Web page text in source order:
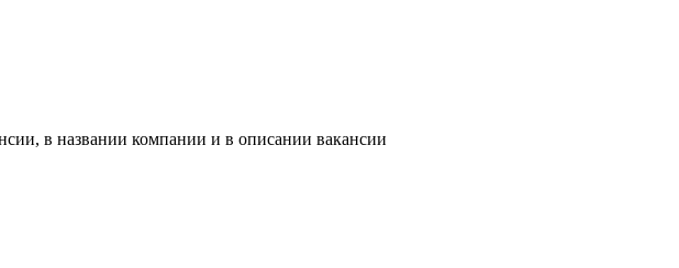
в названии компании и в описании вакансии